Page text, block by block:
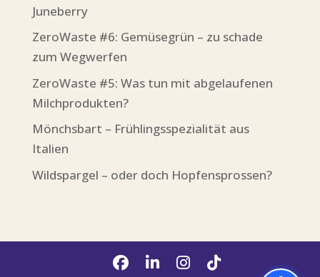
Juneberry
ZeroWaste #6: Gemüsegrün – zu schade
zum Wegwerfen
ZeroWaste #5: Was tun mit abgelaufenen
Milchprodukten?
Mönchsbart – Frühlingsspezialität aus
Italien
Wildspargel – oder doch Hopfensprossen?